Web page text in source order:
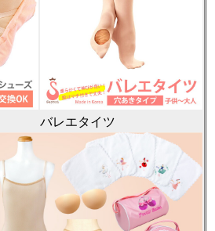
バレエタイツ